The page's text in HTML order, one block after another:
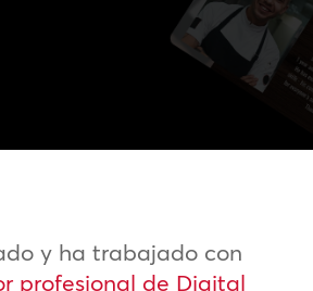
y ha trabajado con
profesional de Digital